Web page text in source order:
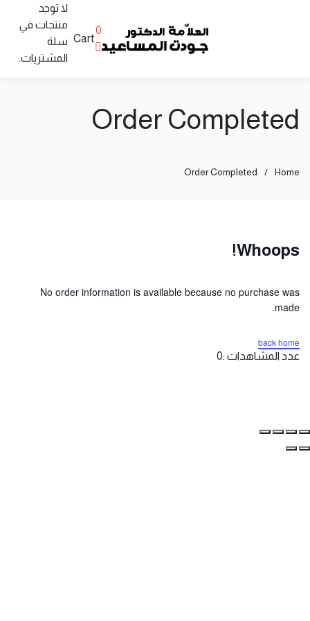
0
Cart
لا توجد
منتجات في
سلة
المشتريات.
Order Completed
Home
/
Order Completed
Whoops!
No order information is available because no purchase was
made.
back home
عدد المشاهدات :0